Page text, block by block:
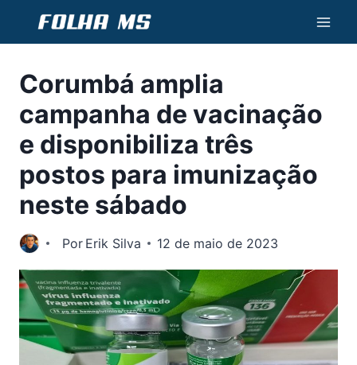
Conteúdo
Corumbá amplia
campanha de vacinação
e disponibiliza três
postos para imunização
neste sábado
Por Erik Silva 12 de maio de 2023